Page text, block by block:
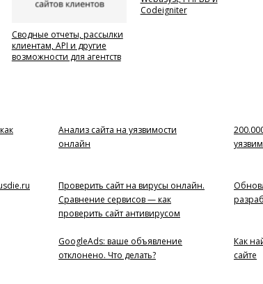
Сводные отчеты, рассылки
клиентам, API и другие
возможности для агентств
Codeigniter
Анализ сайта на уязвимости
онлайн
Проверить сайт на вирусы онлайн.
Сравнение сервисов — как
проверить сайт антивирусом
GoogleAds: ваше объявление
отклонено. Что делать?
Как
сайте